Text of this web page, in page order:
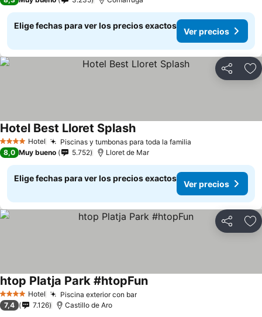
Elige fechas para ver los precios exactos
Ver precios
Compartir
4 EstrellasHotel Piscinas y tumbonas para toda la familia
Hotel Best Lloret Splash
8,0 Muy bueno 5.752 Lloret de Mar
Elige fechas para ver los precios exactos
Ver precios
Compartir
4 EstrellasHotel Piscina exterior con bar
htop Platja Park #htopFun
7,4 7.126 Castillo de Aro